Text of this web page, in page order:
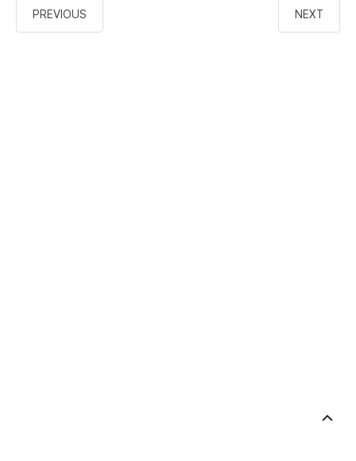
PREVIOUS NEXT